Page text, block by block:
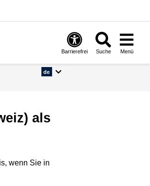
Barrierefrei Suche Menü
de
als
wenn Sie in